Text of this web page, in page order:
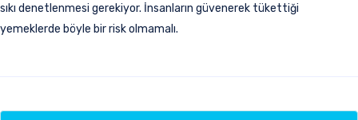
sıkı denetlenmesi gerekiyor. İnsanların güvenerek tükettiği
yemeklerde böyle bir risk olmamalı.